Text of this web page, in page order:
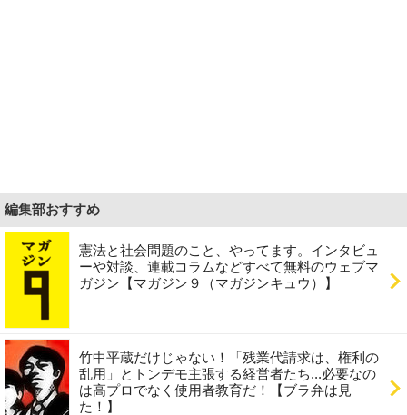
編集部おすすめ
憲法と社会問題のこと、やってます。インタビュ
ーや対談、連載コラムなどすべて無料のウェブマ
ガジン【マガジン９（マガジンキュウ）】
竹中平蔵だけじゃない！「残業代請求は、権利の
乱用」とトンデモ主張する経営者たち...必要なの
は高プロでなく使用者教育だ！【ブラ弁は見
た！】